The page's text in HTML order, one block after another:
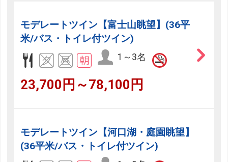
モデレートツイン【富士山眺望】(36平
米/バス・トイレ付ツイン)
1～3名
23,700円～78,100円
モデレートツイン【河口湖・庭園眺望】
(36平米/バス・トイレ付ツイン)